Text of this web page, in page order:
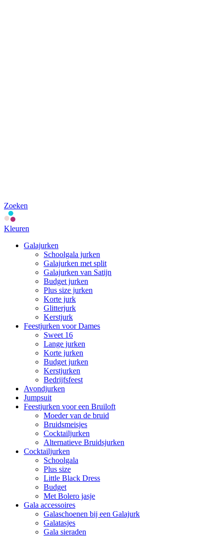
Zoeken
Kleuren
Galajurken
Schoolgala jurken
Galajurken met split
Galajurken van Satijn
Budget jurken
Plus size jurken
Korte jurk
Glitterjurk
Kerstjurk
Feestjurken voor Dames
Sweet 16
Lange jurken
Korte jurken
Budget jurken
Kerstjurken
Bedrijfsfeest
Avondjurken
Jumpsuit
Feestjurken voor een Bruiloft
Moeder van de bruid
Bruidsmeisjes
Cocktailjurken
Alternatieve Bruidsjurken
Cocktailjurken
Schoolgala
Plus size
Little Black Dress
Budget
Met Bolero jasje
Gala accessoires
Galaschoenen bij een Galajurk
Galatasjes
Gala sieraden